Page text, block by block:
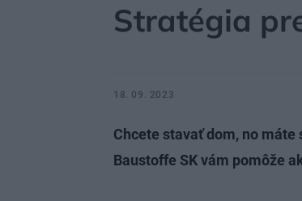
Stratégia
18. 09. 2023
Chcete stavať dom, no
Baustoffe SK vám pomôže